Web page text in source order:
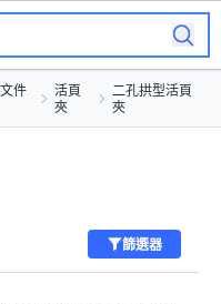
件
活頁
夾
二孔拱型活頁
夾
篩選器